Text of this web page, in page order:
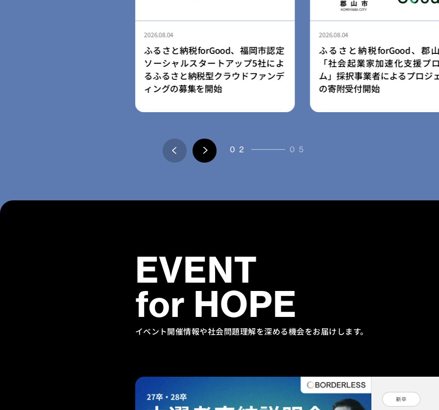
2026.08.04
ふるさと納税forGood、郡山市の
「社会起業家加速化支援プログラ
ム」採択事業者によるプロジェクト
の寄附受付開始
2026.08.03
民間学童「小さな森の学童」
園・幼稚園向け学童開設支援
ス「放課後の森」を提供開始
03 05
EVENT
for HOPE
イベント開催情報や社会問題理解を深める機会をお届けします。
新卒